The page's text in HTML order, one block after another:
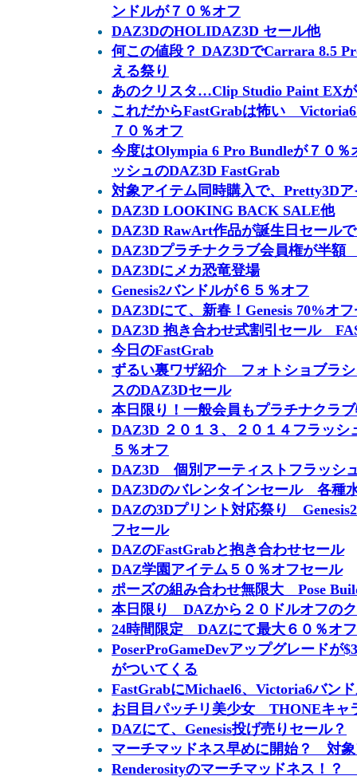
ンドルが７０％オフ
DAZ3DのHOLIDAZ3D セール他
何この値段？ DAZ3DでCarrara 8.5
える祭り
あのクリスタ…Clip Studio Paint EX
これだからFastGrabは怖い
７０％オフ
今度はOlympia 6 Pro Bundleが７０
ッシュのDAZ3D FastGrab
対象アイテム同時購入で、Pretty3D
DAZ3D LOOKING BACK SALE他
DAZ3D RawArt作品が誕生日セール
DAZ3Dプラチナクラブ会員権が半
DAZ3Dにメカ恐竜登場
Genesis2バンドルが６５％オフ
DAZ3Dにて、新春！Genesis 70%オ
DAZ3D 抱き合わせ式割引セール
今日のFastGrab
ずるい裏ワザ紹介 フォトショブラ
スのDAZ3Dセール
本日限り！一般会員もプラチナクラ
DAZ3D ２０１３、２０１４フラッ
５％オフ
DAZ3D 個別アーティストフラッシ
DAZ3Dのバレンタインセール 各種
DAZの3Dプリント対応祭り
フセール
DAZのFastGrabと抱き合わせセール
DAZ学園アイテム５０％オフセール
ポーズの組み合わせ無限大 Pose
本日限り DAZから２０ドルオフの
24時間限定 DAZにて最大６０％オ
PoserProGameDevアップグレードが
がついてくる
FastGrabにMichael6、Victoria6バン
お目目パッチリ美少女 THONEキャ
DAZにて、Genesis投げ売りセール？
マーチマッドネス早めに開始？ 対
Renderosityのマーチマッドネス！？